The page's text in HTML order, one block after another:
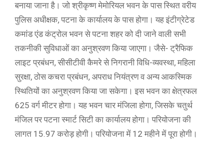
बनाया जाना है। जो श्रीकृष्ण मेमोरियल भवन के पास स्थित वरीय
पुलिस अधीक्षक, पटना के कार्यालय के पास होगा। यह इंटीग्रेटेड
कमांड एंड कंट्रोल भवन से पटना शहर को दी जाने वाली सभी
तकनीकी सुविधाओं का अनुश्रवण किया जाएगा। जैसे- ट्रैफिक
लाइट प्रबंधन, सीसीटीवी कैमरे से निगरानी विधि-व्यवस्था, महिला
सुरक्षा, ठोस कचरा प्रबंधन, अपराध नियंत्रण व अन्य आकस्मिक
स्थितियों का अनुश्रवण किया जा सकेगा। इस भवन का क्षेत्रफल
625 वर्ग मीटर होगा। यह भवन चार मंजिला होगा, जिसके चतुर्थ
मंजिल पर पटना स्मार्ट सिटी का कार्यालय होगा। परियोजना की
लागत 15.97 करोड़ होगी। परियोजना में 12 महीने में पूरा होगी।